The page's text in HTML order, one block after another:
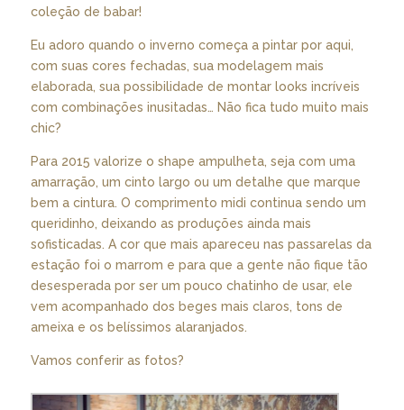
coleção de babar!
Eu adoro quando o inverno começa a pintar por aqui,
com suas cores fechadas, sua modelagem mais
elaborada, sua possibilidade de montar looks incríveis
com combinações inusitadas… Não fica tudo muito mais
chic?
Para 2015 valorize o shape ampulheta, seja com uma
amarração, um cinto largo ou um detalhe que marque
bem a cintura. O comprimento midi continua sendo um
queridinho, deixando as produções ainda mais
sofisticadas. A cor que mais apareceu nas passarelas da
estação foi o marrom e para que a gente não fique tão
desesperada por ser um pouco chatinho de usar, ele
vem acompanhado dos beges mais claros, tons de
ameixa e os belíssimos alaranjados.
Vamos conferir as fotos?